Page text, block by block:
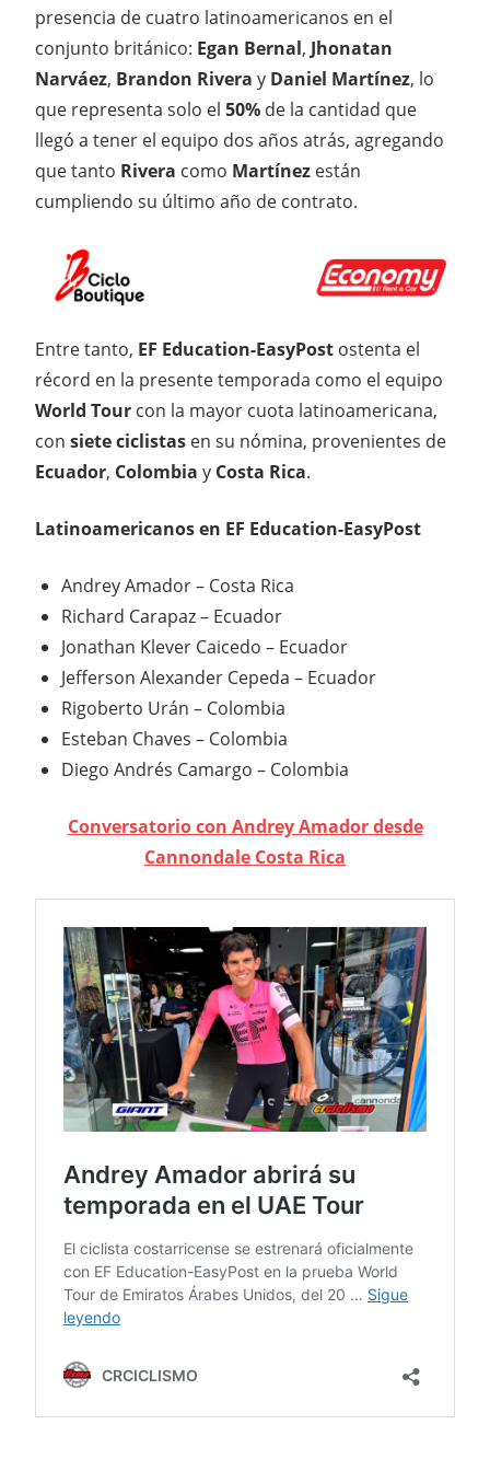
presencia de cuatro latinoamericanos en el
conjunto británico: Egan Bernal, Jhonatan
Narváez, Brandon Rivera y Daniel Martínez, lo
que representa solo el 50% de la cantidad que
llegó a tener el equipo dos años atrás, agregando
que tanto Rivera como Martínez están
cumpliendo su último año de contrato.
Entre tanto, EF Education-EasyPost ostenta el
récord en la presente temporada como el equipo
World Tour con la mayor cuota latinoamericana,
con siete ciclistas en su nómina, provenientes de
Ecuador, Colombia y Costa Rica.
Latinoamericanos en EF Education-EasyPost
Andrey Amador – Costa Rica
Richard Carapaz – Ecuador
Jonathan Klever Caicedo – Ecuador
Jefferson Alexander Cepeda – Ecuador
Rigoberto Urán – Colombia
Esteban Chaves – Colombia
Diego Andrés Camargo – Colombia
Conversatorio con Andrey Amador desde
Cannondale Costa Rica